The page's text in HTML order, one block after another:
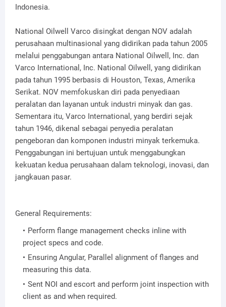
Indonesia.
National Oilwell Varco disingkat dengan NOV adalah
perusahaan multinasional yang didirikan pada tahun 2005
melalui penggabungan antara National Oilwell, Inc. dan
Varco International, Inc. National Oilwell, yang didirikan
pada tahun 1995 berbasis di Houston, Texas, Amerika
Serikat. NOV memfokuskan diri pada penyediaan
peralatan dan layanan untuk industri minyak dan gas.
Sementara itu, Varco International, yang berdiri sejak
tahun 1946, dikenal sebagai penyedia peralatan
pengeboran dan komponen industri minyak terkemuka.
Penggabungan ini bertujuan untuk menggabungkan
kekuatan kedua perusahaan dalam teknologi, inovasi, dan
jangkauan pasar.
General Requirements:
Perform flange management checks inline with
project specs and code.
Ensuring Angular, Parallel alignment of flanges and
measuring this data.
Sent NOI and escort and perform joint inspection with
client as and when required.